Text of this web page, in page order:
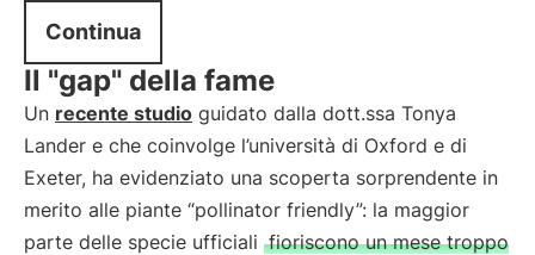
Continua
Il "gap" della fame
Un recente studio guidato dalla dott.ssa Tonya
Lander e che coinvolge l’università di Oxford e di
Exeter, ha evidenziato una scoperta sorprendente in
merito alle piante “pollinator friendly”: la maggior
parte delle specie ufficiali fioriscono un mese troppo